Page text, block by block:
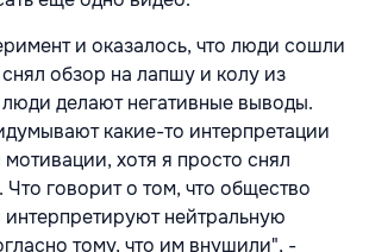
и оказалось, что люди сошли
обзор на лапшу и колу из
делают негативные выводы.
какие-то интерпретации
хотя я просто снял
говорит о том, что общество
нейтральную
тому, что им внушили", -